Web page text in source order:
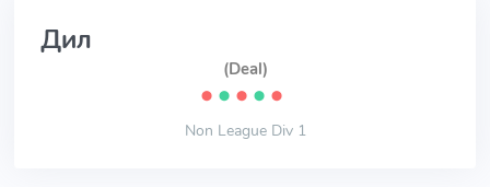
Дил
(Deal)
⬤ ⬤ ⬤ ⬤ ⬤
Non League Div 1